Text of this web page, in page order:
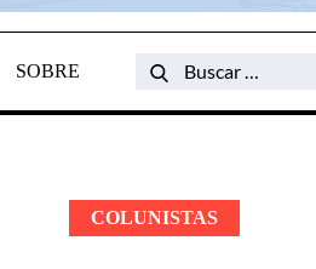
SOBRE
Search
Search
COLUNISTAS